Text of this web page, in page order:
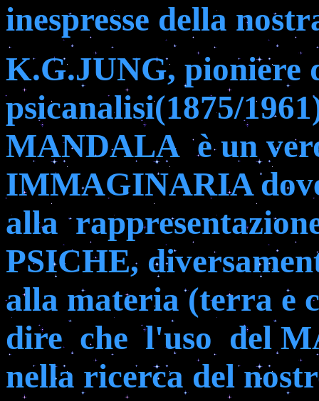
inespresse della
K.G.JUNG, pioniere
psicanalisi(1875/
MANDALA è un
IMMAGINARIA
alla
PSICHE,
alla materia (terra e
dire che l'uso del
nella ricerca del